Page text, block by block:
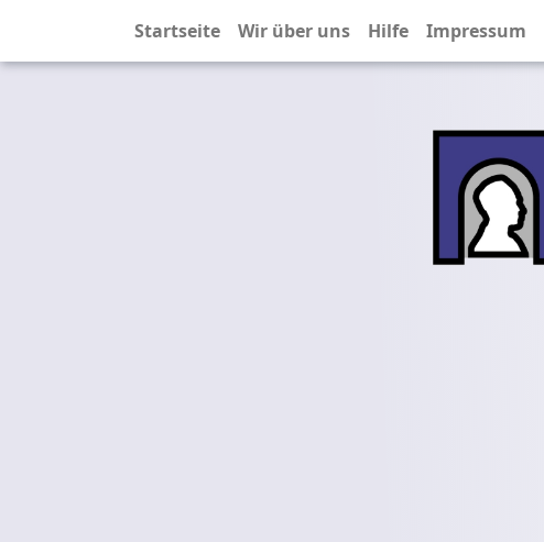
Startseite Wir über uns Hilfe Impressum